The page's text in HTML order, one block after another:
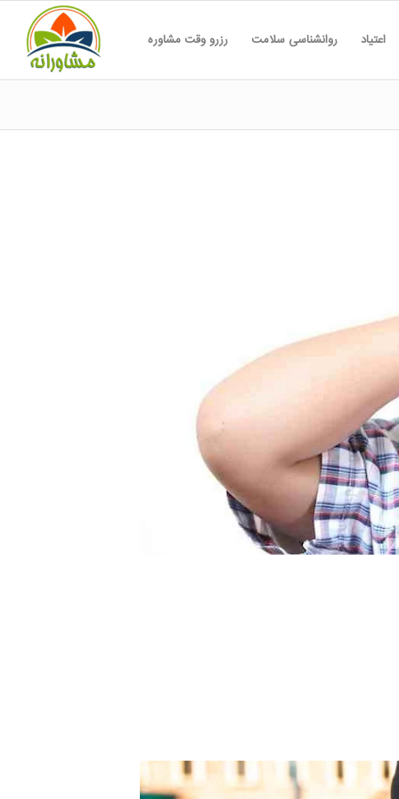
اعتیاد روانشناسی سلامت رزرو وقت مشاوره